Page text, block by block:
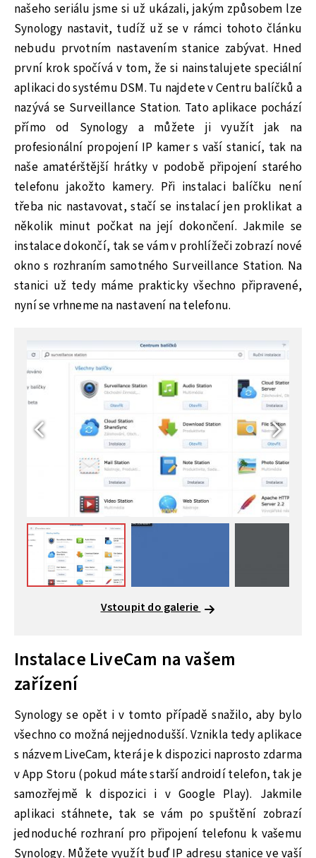
našeho seriálu jsme si už ukázali, jakým způsobem lze
Synology nastavit, tudíž už se v rámci tohoto článku
nebudu prvotním nastavením stanice zabývat. Hned
první krok spočívá v tom, že si nainstalujete speciální
aplikaci do systému DSM. Tu najdete v Centru balíčků a
nazývá se Surveillance Station. Tato aplikace pochází
přímo od Synology a můžete ji využít jak na
profesionální propojení IP kamer s vaší stanicí, tak na
naše amatérštější hrátky v podobě připojení starého
telefonu jakožto kamery. Při instalaci balíčku není
třeba nic nastavovat, stačí se instalací jen proklikat a
několik minut počkat na její dokončení. Jakmile se
instalace dokončí, tak se vám v prohlížeči zobrazí nové
okno s rozhraním samotného Surveillance Station. Na
stanici už tedy máme prakticky všechno připravené,
nyní se vrhneme na nastavení na telefonu.
Vstoupit do galerie
Instalace LiveCam na vašem
zařízení
Synology se opět i v tomto případě snažilo, aby bylo
všechno co možná nejjednodušší. Vznikla tedy aplikace
s názvem LiveCam, která je k dispozici naprosto zdarma
v App Storu (pokud máte starší androidí telefon, tak je
samozřejmě k dispozici i v Google Play). Jakmile
aplikaci stáhnete, tak se vám po spuštění zobrazí
jednoduché rozhraní pro připojení telefonu k vašemu
Synology. Můžete využít buď IP adresu stanice ve vaší